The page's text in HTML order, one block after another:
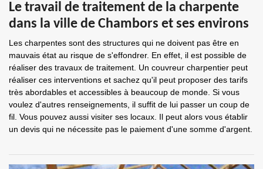
Le travail de traitement de la charpente
dans la ville de Chambors et ses environs
Les charpentes sont des structures qui ne doivent pas être en
mauvais état au risque de s'effondrer. En effet, il est possible de
réaliser des travaux de traitement. Un couvreur charpentier peut
réaliser ces interventions et sachez qu'il peut proposer des tarifs
très abordables et accessibles à beaucoup de monde. Si vous
voulez d'autres renseignements, il suffit de lui passer un coup de
fil. Vous pouvez aussi visiter ses locaux. Il peut alors vous établir
un devis qui ne nécessite pas le paiement d'une somme d'argent.